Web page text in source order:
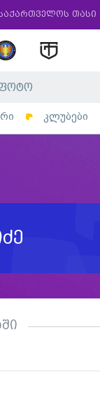
თასი
კლუბები